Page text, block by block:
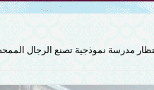
مدرسة نموذجية تصنع الرجال